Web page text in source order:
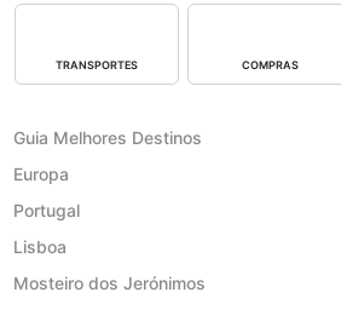
TRANSPORTES COMPRAS
Guia Melhores Destinos
Europa
Portugal
Lisboa
Mosteiro dos Jerónimos